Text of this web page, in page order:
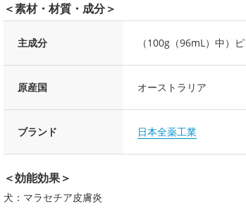
＜素材・材質・成分＞
主成分 （100g（96mL）中）
原産国 オーストラリア
ブランド 日本全薬工業
＜効能効果＞
犬：マラセチア皮膚炎